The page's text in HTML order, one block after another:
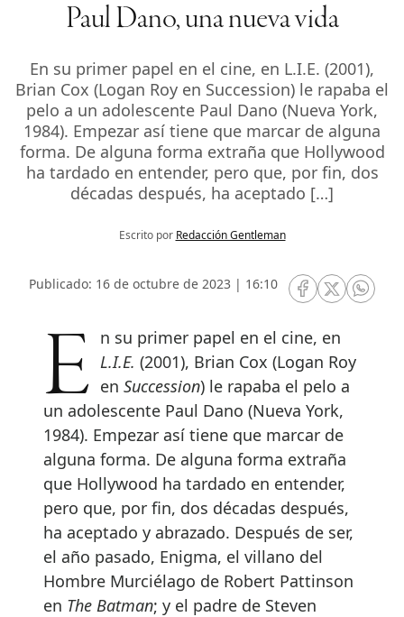
Paul Dano, una nueva vida
En su primer papel en el cine, en L.I.E. (2001),
Brian Cox (Logan Roy en Succession) le rapaba el
pelo a un adolescente Paul Dano (Nueva York,
1984). Empezar así tiene que marcar de alguna
forma. De alguna forma extraña que Hollywood
ha tardado en entender, pero que, por fin, dos
décadas después, ha aceptado […]
Escrito por Redacción Gentleman
Publicado: 16 de octubre de 2023 | 16:10
RRSS Facebook
RRSSRRSS
En su primer papel en el cine, en
L.I.E. (2001), Brian Cox (Logan Roy
enSuccession) le rapaba el pelo a
un adolescente Paul Dano (Nueva York,
1984). Empezar así tiene que marcar de
alguna forma. De alguna forma extraña
que Hollywood ha tardado en entender,
pero que, por fin, dos décadas después,
ha aceptado y abrazado. Después de ser,
el año pasado, Enigma, el villano del
Hombre Murciélago de Robert Pattinson
en The Batman; y el padre de Steven